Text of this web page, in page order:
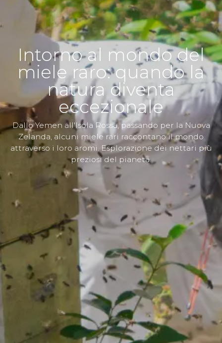
Intorno al mondo del
miele raro: quando la
natura diventa
eccezionale
Dallo Yemen all'Isola Rossa, passando per la Nuova
Zelanda, alcuni miele rari raccontano il mondo
attraverso i loro aromi. Esplorazione dei nettari più
preziosi del pianeta.